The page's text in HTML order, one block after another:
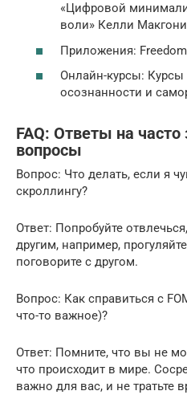
«Цифровой
воли» Келли
Приложения:
Онлайн-курсы:
осознанности и
FAQ: Ответы на
вопросы
Вопрос: Что делать, если я
скроллингу?
Ответ: Попробуйте
другим, например,
поговорите с другом.
Вопрос: Как справиться с
что-то важное)?
Ответ: Помните, что вы не
что происходит в мире.
важно для вас, и не тратьте